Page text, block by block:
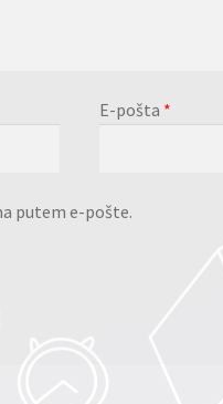
E-pošta *
putem e-pošte.